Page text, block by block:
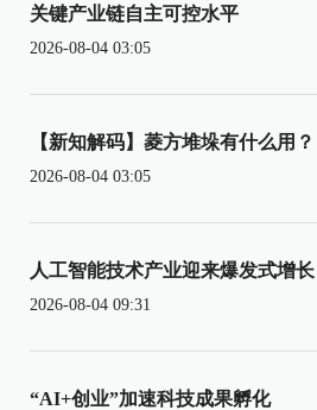
关键产业链自主可控水平
2026-08-04 03:05
【新知解码】菱方堆垛有什么用？
2026-08-04 03:05
人工智能技术产业迎来爆发式增长
2026-08-04 09:31
“AI+创业”加速科技成果孵化